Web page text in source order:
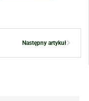
Następny artykuł